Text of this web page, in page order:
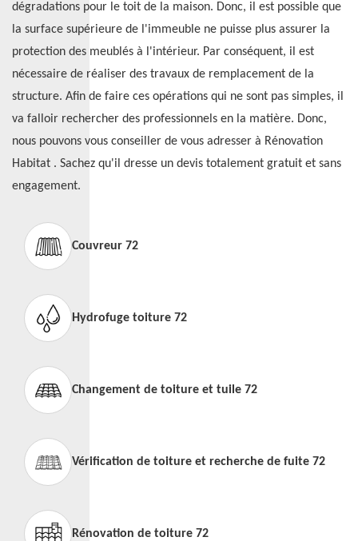
dégradations pour le toit de la maison. Donc, il est possible que
la surface supérieure de l'immeuble ne puisse plus assurer la
protection des meublés à l'intérieur. Par conséquent, il est
nécessaire de réaliser des travaux de remplacement de la
structure. Afin de faire ces opérations qui ne sont pas simples, il
va falloir rechercher des professionnels en la matière. Donc,
nous pouvons vous conseiller de vous adresser à Rénovation
Habitat . Sachez qu'il dresse un devis totalement gratuit et sans
engagement.
Couvreur 72
Hydrofuge toiture 72
Changement de toiture et tuile 72
Vérification de toiture et recherche de fuite 72
Rénovation de toiture 72